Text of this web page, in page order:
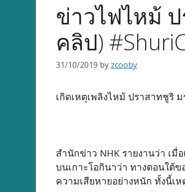
ข่าวไฟไหม้
คลิป)
31/10/2019 by zcooby
เกิดเหตุเพลิงไหม้ ปราสาทชูริ
สำนักข่าว NHK รายงานว่า เ
บนเกาะโอกินาว่า ทางตอนใต้
ความเสียหายอย่างหนัก ทั้งนี้เ